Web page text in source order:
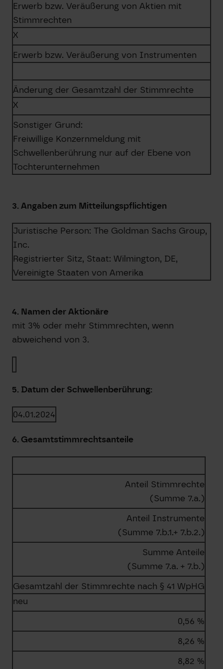
Erwerb bzw. Veräußerung von Aktien mit
Stimmrechten
X
Erwerb bzw. Veräußerung von Instrumenten
Änderung der Gesamtzahl der Stimmrechte
X
Sonstiger Grund:
Freiwillige Konzernmeldung mit
Schwellenberührung nur auf der Ebene von
Tochterunternehmen
3. Angaben zum Mitteilungspflichtigen
Juristische Person: The Goldman Sachs Group,
Inc.
Registrierter Sitz, Staat: Wilmington, DE,
Vereinigte Staaten von Amerika
4. Namen der Aktionäre
mit 3% oder mehr Stimmrechten, wenn
abweichend von 3.
5. Datum der Schwellenberührung:
04.01.2024
6. Gesamtstimmrechtsanteile
Anteil Stimmrechte
(Summe 7.a.)
Anteil Instrumente
(Summe 7.b.1.+ 7.b.2.)
Summe Anteile
(Summe 7.a. + 7.b.)
Gesamtzahl der Stimmrechte nach § 41 WpHG
neu
0,56 %
8,26 %
8,82 %